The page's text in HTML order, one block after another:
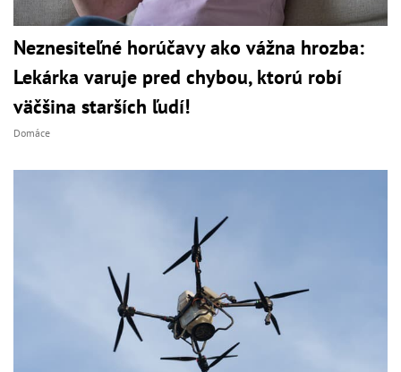
Neznesiteľné horúčavy ako vážna hrozba:
Lekárka varuje pred chybou, ktorú robí
väčšina starších ľudí!
Domáce